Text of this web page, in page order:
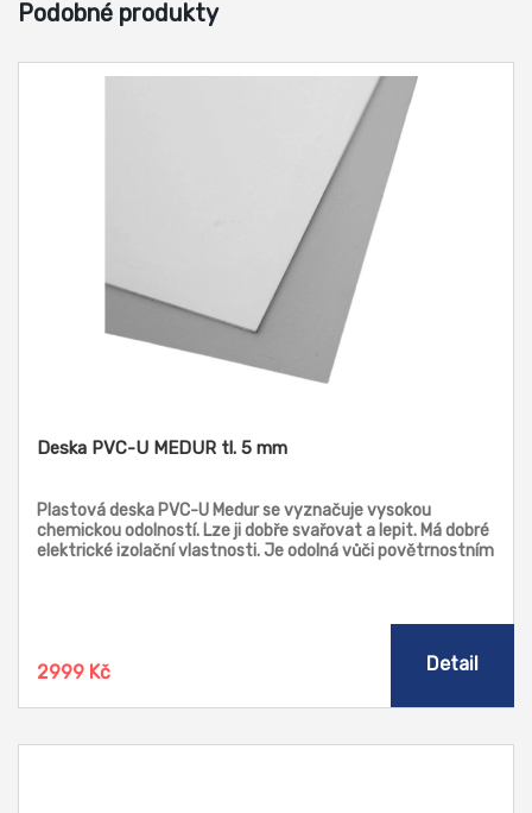
Podobné produkty
Deska PVC-U MEDUR tl. 5 mm
Plastová deska PVC-U Medur se vyznačuje vysokou
chemickou odolností. Lze ji dobře svařovat a lepit. Má dobré
elektrické izolační vlastnosti. Je odolná vůči povětrnostním
čističek a zařízení na úpravu vody. Skladem: RAL 9010 bílá,
RAL 7035 světle šedá
2999 Kč Detail